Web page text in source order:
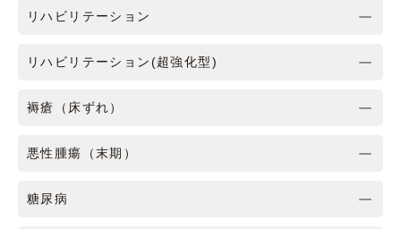
リハビリテーション
リハビリテーション(超強化型)
褥瘡（床ずれ）
悪性腫瘍（末期）
糖尿病